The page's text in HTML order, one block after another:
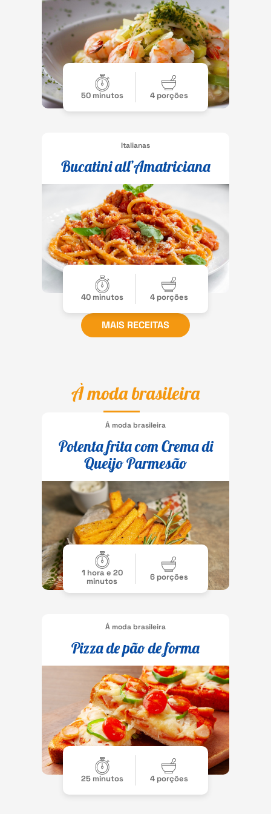
50 minutos 4 porções
Italianas
Bucatini all’Amatriciana
40 minutos 4 porções
MAIS RECEITAS
À moda brasileira
Á moda brasileira
Polenta frita com Crema di
Queijo Parmesão
1 hora e 20
minutos
6 porções
Á moda brasileira
Pizza de pão de forma
25 minutos 4 porções